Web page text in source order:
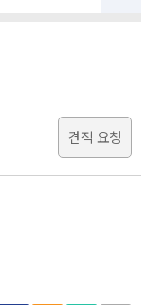
견적 요청